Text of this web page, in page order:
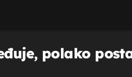
polako